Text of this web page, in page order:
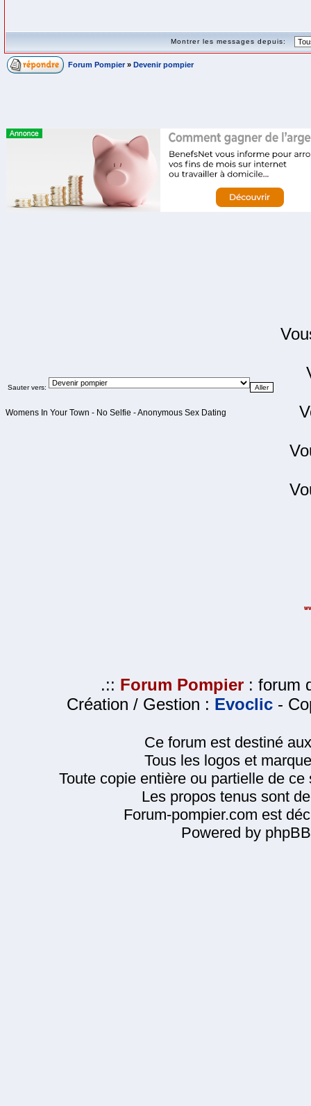
Montrer les messages depuis:
Forum Pompier » Devenir pompier
Sauter vers:
Womens In Your Town - No Selfie - Anonymous Sex Dating
.:: Forum Pompier : forum
Création / Gestion : Evoclic -
Ce forum est destiné
Tous les logos et
Toute copie entière ou partielle de
Les propos tenus sont
Forum-pompier.com est
Powered by